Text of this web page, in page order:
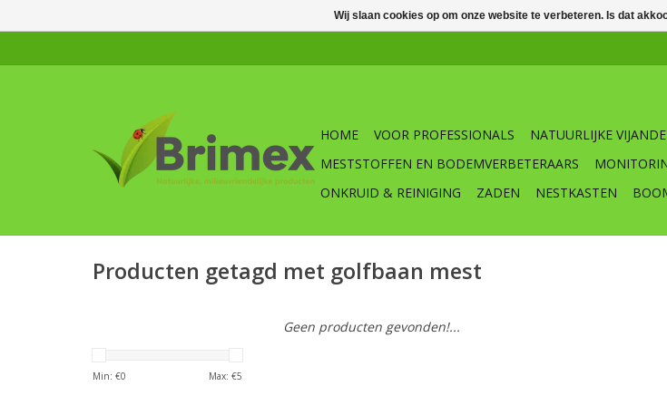
HOME VOOR PROFESSIONALS NATUURLIJKE
MESTSTOFFEN EN BODEMVERBETERAARS
ONKRUID & REINIGING
ZADEN NESTKASTEN
Producten getagd met golfbaan mest
Min: €0 Max: €5
Geen producten gevonden!...
Wij slaan cookies op om onze website te verbeteren. Is dat